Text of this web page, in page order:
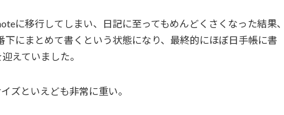
に移行してしまい、日記に至ってもめんどくさくなった結果、
下にまとめて書くという状態になり、最終的にほぼ日手帳に書
えていました。
ズといえども非常に重い。